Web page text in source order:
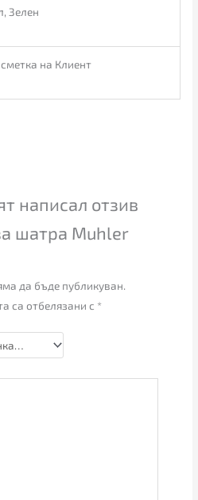
Зелен
на Клиент
написал отзив
шатра Muhler
да бъде публикуван.
са отбелязани с *